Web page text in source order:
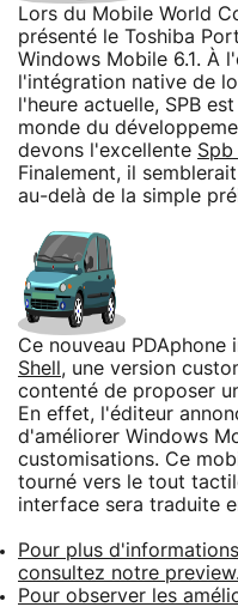
Lors du Mobile World
présenté le Toshiba
Windows Mobile 6.1. À
l'intégration native de
l'heure actuelle, SPB
monde du
devons l'excellente Spb
Finalement, il
au-delà de la simple
Ce nouveau PDAphone
Shell , une version
contenté de proposer
En effet, l'éditeur
d'améliorer Windows
customisations. Ce
tourné vers le tout
interface sera traduite
Pour plus
consultez notre preview.
Pour observer les